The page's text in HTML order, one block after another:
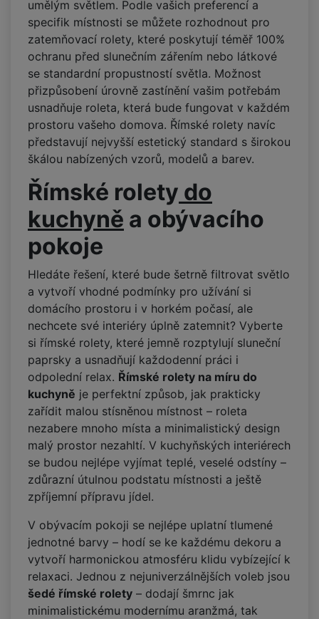
umělým světlem. Podle vašich preferencí a
specifik místnosti se můžete rozhodnout pro
zatemňovací rolety, které poskytují téměř 100%
ochranu před slunečním zářením nebo látkové
se standardní propustností světla. Možnost
přizpůsobení úrovně zastínění vašim potřebám
usnadňuje roleta, která bude fungovat v každém
prostoru vašeho domova. Římské rolety navíc
představují nejvyšší estetický standard s širokou
škálou nabízených vzorů, modelů a barev.
Římské rolety do
kuchyně a obývacího
pokoje
Hledáte řešení, které bude šetrně filtrovat světlo
a vytvoří vhodné podmínky pro užívání si
domácího prostoru i v horkém počasí, ale
nechcete své interiéry úplně zatemnit? Vyberte
si římské rolety, které jemně rozptylují sluneční
paprsky a usnadňují každodenní práci i
odpolední relax. Římské rolety na míru do
kuchyně je perfektní způsob, jak prakticky
zařídit malou stísněnou místnost – roleta
nezabere mnoho místa a minimalistický design
malý prostor nezahltí. V kuchyňských interiérech
se budou nejlépe vyjímat teplé, veselé odstíny –
zdůrazní útulnou podstatu místnosti a ještě
zpříjemní přípravu jídel.
V obývacím pokoji se nejlépe uplatní tlumené
jednotné barvy – hodí se ke každému dekoru a
vytvoří harmonickou atmosféru klidu vybízející k
relaxaci. Jednou z nejuniverzálnějších voleb jsou
šedé římské rolety – dodají šmrnc jak
minimalistickému modernímu aranžmá, tak